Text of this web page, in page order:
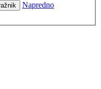
Napredno